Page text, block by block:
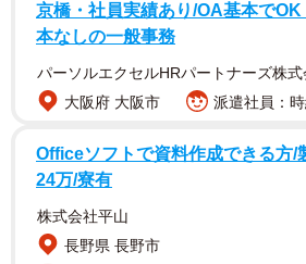
ペットを家族の一員ととらえ愛情を
と、亡くしたときは本当に大事な家
る。
けないという方がいらっしゃいまし
それほど大事な家族だから、亡くな
葬ってあげたいとの問合せが多いのだ
京橋・社員実績あり/OA基本で
本なしの一般事務
パーソルエクセルHRパートナーズ株式
大阪府 大阪市
派遣社員：
Officeソフトで資料作成できる方/
24万/寮有
株式会社平山
長野県 長野市